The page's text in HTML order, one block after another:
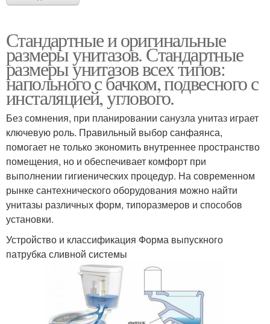
Стандартные и оригинальные
размеры унитазов. Стандартные
размеры унитазов всех типов:
напольного с бачком, подвесного с
инсталяцией, углового.
Без сомнения, при планировании санузла унитаз играет
ключевую роль. Правильный выбор санфаянса,
помогает не только экономить внутреннее пространство
помещения, но и обеспечивает комфорт при
выполнении гигиенических процедур. На современном
рынке сантехнического оборудования можно найти
унитазы различных форм, типоразмеров и способов
установки.
Устройство и классификация Форма выпускного
патрубка сливной системы